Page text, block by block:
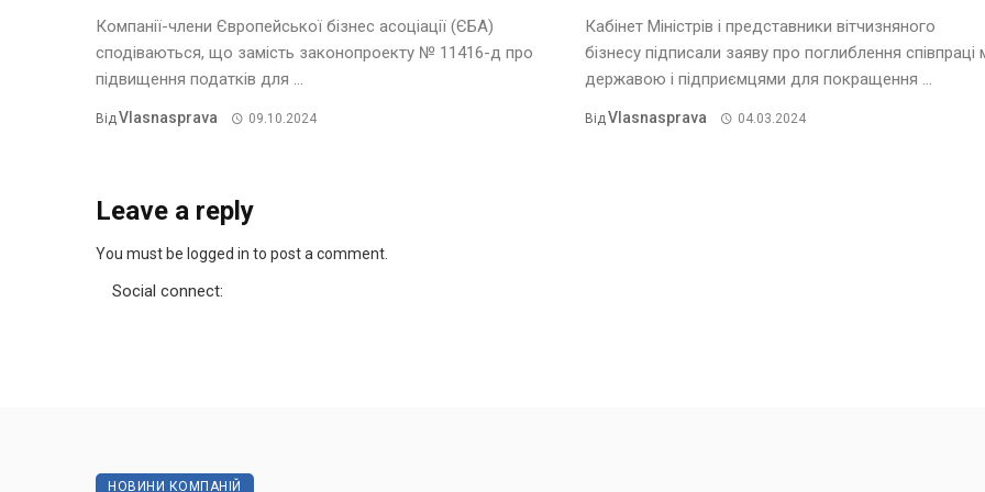
Компанії-члени Європейської бізнес асоціації (ЄБА)
сподіваються, що замість законопроекту № 11416-д про
підвищення податків для ...
ВідVlasnasprava 09.10.2024
Кабінет Міністрів і представники вітчизняного
бізнесу підписали заяву про поглиблення співпраці
державою і підприємцями для покращення ...
ВідVlasnasprava 04.03.2024
Leave a reply
You must be logged in to post a comment.
Social connect:
НОВИНИ КОМПАНІЙ